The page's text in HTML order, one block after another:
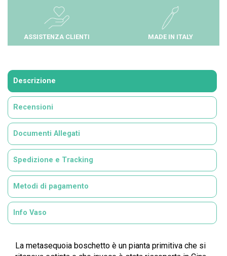
ASSISTENZA CLIENTI MADE IN ITALY
Descrizione
Recensioni
Documenti Allegati
Spedizione e Tracking
Metodi di pagamento
Info Vaso
La metasequoia boschetto è un pianta primitiva che si